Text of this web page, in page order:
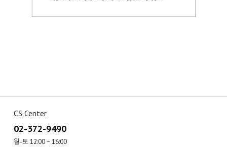
CS Center
02-372-9490
월-토 12:00 ~ 16:00